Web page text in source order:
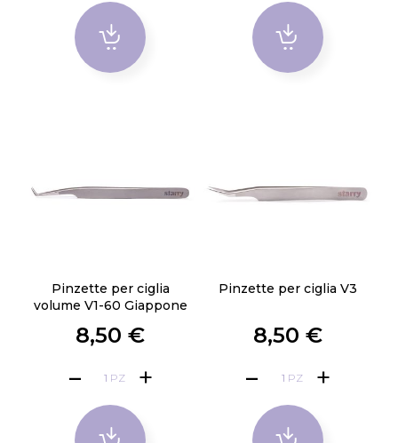
Pinzette per ciglia
volume V1-60 Giappone
8,50 €
PZ
Pinzette per ciglia V3
8,50 €
PZ